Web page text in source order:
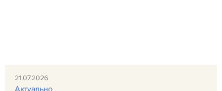
21.07.2026
Актуально